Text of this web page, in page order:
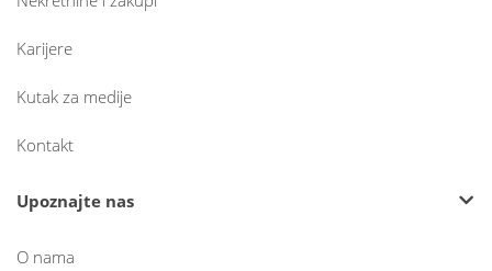
Karijere
Kutak za medije
Kontakt
Upoznajte nas
O nama